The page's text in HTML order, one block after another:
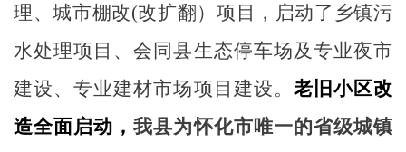
理、城市棚改(改扩翻）项目，启动了乡镇污
水处理项目、会同县生态停车场及专业夜市
建设、专业建材市场项目建设。 老旧小区改
造全面启动，我县为怀化市唯一的省级城镇